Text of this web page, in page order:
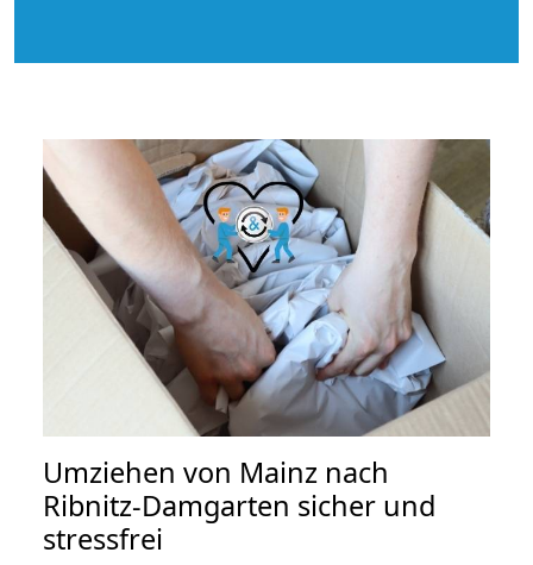
Umziehen von Mainz nach
Ribnitz-Damgarten sicher und
stressfrei